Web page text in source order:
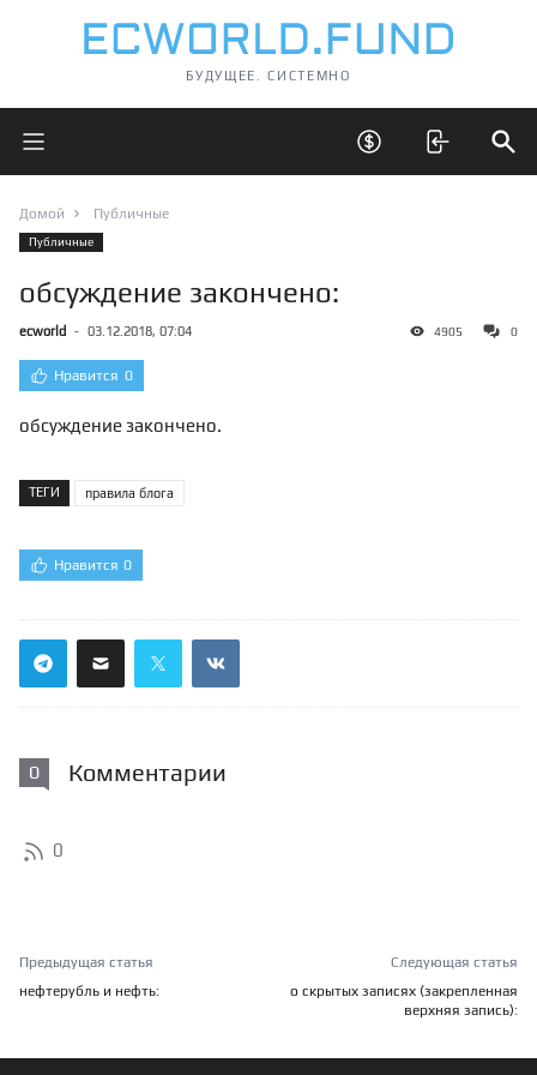
БУДУЩЕЕ. СИСТЕМНО
Открыть главное меню Открыть скрытые
Домой Публичные
Публичные
обсуждение закончено:
ecworld - 03.12.2018, 07:04 4905 0
Нравится 0
обсуждение закончено.
ТЕГИ правила блога
Нравится 0
0 Комментарии
0
Предыдущая статья
нефтерубль и нефть:
Следующая статья
о скрытых записях (закрепленная
верхняя запись):